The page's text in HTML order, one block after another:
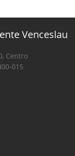
Venceslau
Centro
015